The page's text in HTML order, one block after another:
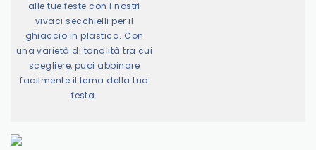
alle tue feste con i nostri
vivaci secchielli per il
ghiaccio in plastica. Con
una varietà di tonalità tra cui
scegliere, puoi abbinare
facilmente il tema della tua
festa.